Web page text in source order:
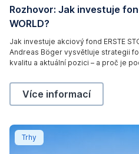
.
5
.
2
6
Rozhovor: Jak investuje
WORLD?
Jak investuje akciový fond ERSTE
Andreas Böger vysvětluje strategii
kvalitu a aktuální pozici – a proč je
Rozhovor: Jak investuje
Více informací
Trhy
Plán budoucnosti Číny: co